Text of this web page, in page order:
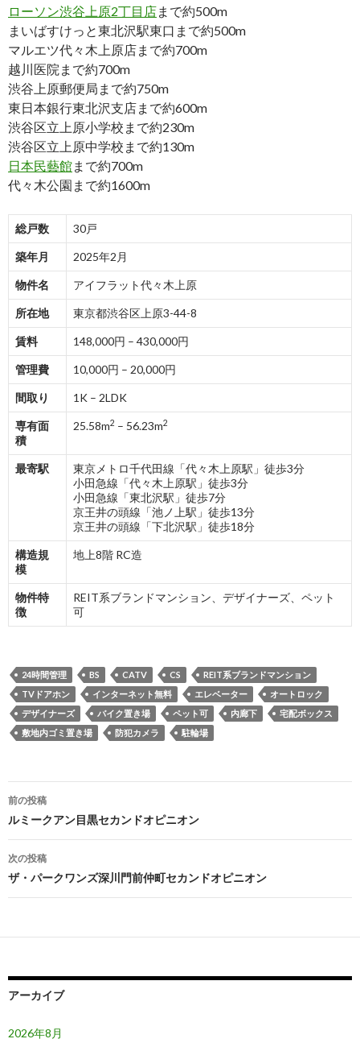
ローソン渋谷上原2丁目店まで約500m
まいばすけっと東北沢駅東口まで約500m
マルエツ代々木上原店まで約700m
越川医院まで約700m
渋谷上原郵便局まで約750m
東日本銀行東北沢支店まで約600m
渋谷区立上原小学校まで約230m
渋谷区立上原中学校まで約130m
日本民藝館まで約700m
代々木公園まで約1600m
総戸数 30戸
築年月 2025年2月
物件名 アイフラット代々木上原
所在地 東京都渋谷区上原3-44-8
賃料 148,000円 – 430,000円
管理費 10,000円 – 20,000円
間取り 1K – 2LDK
専有面
積
25.58m2 – 56.23m2
最寄駅
東京メトロ千代田線「代々木上原駅」徒歩3分
小田急線「代々木上原駅」徒歩3分
小田急線「東北沢駅」徒歩7分
京王井の頭線「池ノ上駅」徒歩13分
京王井の頭線「下北沢駅」徒歩18分
構造規
模
地上8階 RC造
物件特
徴
REIT系ブランドマンション、デザイナーズ、ペット
可
24時間管理 BS CATV CS
REIT系ブランドマンション
TVドアホン
インターネット無料 エレベーター
オートロック
デザイナーズ
バイク置き場 ペット可 内廊下
宅配ボックス
敷地内ゴミ置き場
防犯カメラ 駐輪場
投
稿
ナ
ビ
ゲ
ー
ョ
前の投稿
ルミークアン目黒セカンドオピニオン
次の投稿
ザ・パークワンズ深川門前仲町セカンドオピニオン
アーカイブ
2026年8月